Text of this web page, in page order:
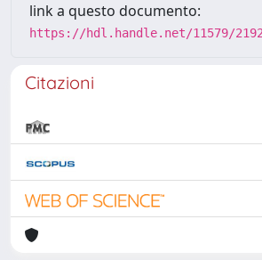
link a questo documento:
https://hdl.handle.net/11579/
Citazioni